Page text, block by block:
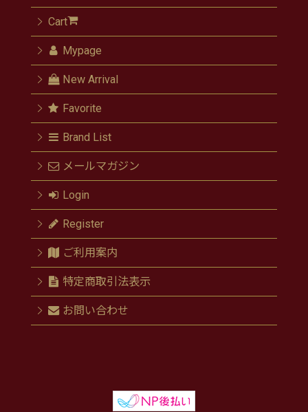
Cart
Mypage
New Arrival
Favorite
Brand List
メールマガジン
Login
Register
ご利用案内
特定商取引法表示
お問い合わせ